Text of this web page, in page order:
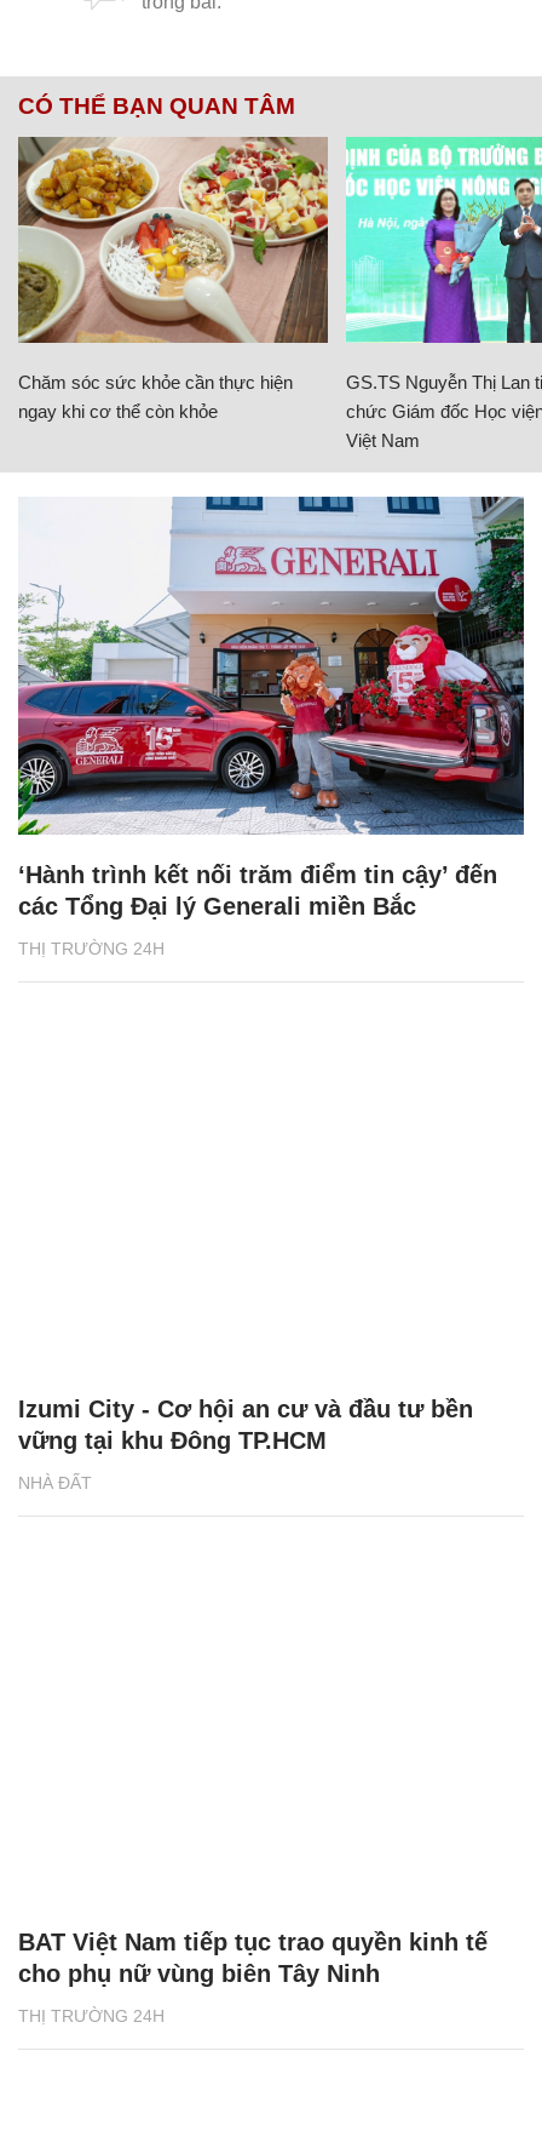
CÓ THỂ BẠN QUAN TÂM
Chăm sóc sức khỏe cần thực hiện
ngay khi cơ thể còn khỏe
GS.TS Nguyễn Thị Lan
chức Giám đốc Học
Việt Nam
THỊ TRƯỜNG 24H
‘Hành trình kết nối trăm điểm tin cậy’ đến
các Tổng Đại lý Generali miền Bắc
NHÀ ĐẤT
Izumi City - Cơ hội an cư và đầu tư bền
vững tại khu Đông TP.HCM
THỊ TRƯỜNG 24H
BAT Việt Nam tiếp tục trao quyền kinh tế
cho phụ nữ vùng biên Tây Ninh